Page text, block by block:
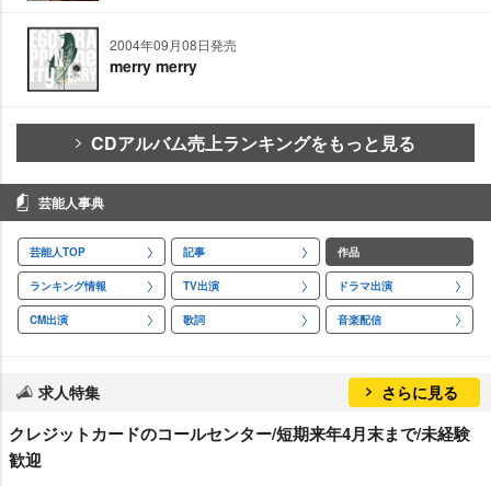
2004年09月08日発売
merry merry
CDアルバム売上ランキングをもっと見る
芸能人事典
芸能人TOP 記事 作品
ランキング情報 TV出演 ドラマ出演
CM出演 歌詞 音楽配信
求人特集 さらに見る
クレジットカードのコールセンター/短期来年4月末まで/未経験
歓迎